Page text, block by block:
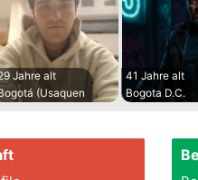
Jahre alt
(Usaquen
41 Jahre alt
Bogota D.C.